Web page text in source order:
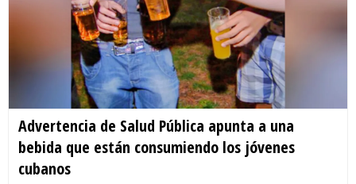
Advertencia de Salud Pública apunta a una
bebida que están consumiendo los jóvenes
cubanos